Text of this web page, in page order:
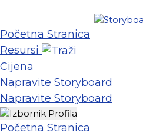
Početna Stranica
Resursi
Cijena
Napravite Storyboard
Napravite Storyboard
Početna Stranica